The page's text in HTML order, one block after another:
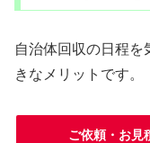
自治体回収の日程を
きなメリットです。
ご依頼・お見